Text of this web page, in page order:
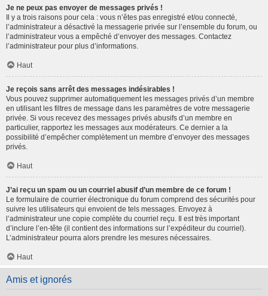
Je ne peux pas envoyer de messages privés !
Il y a trois raisons pour cela : vous n’êtes pas enregistré et/ou connecté,
l’administrateur a désactivé la messagerie privée sur l’ensemble du forum, ou
l’administrateur vous a empêché d’envoyer des messages. Contactez
l’administrateur pour plus d’informations.
Haut
Je reçois sans arrêt des messages indésirables !
Vous pouvez supprimer automatiquement les messages privés d’un membre
en utilisant les filtres de message dans les paramètres de votre messagerie
privée. Si vous recevez des messages privés abusifs d’un membre en
particulier, rapportez les messages aux modérateurs. Ce dernier a la
possibilité d’empêcher complètement un membre d’envoyer des messages
privés.
Haut
J’ai reçu un spam ou un courriel abusif d’un membre de ce forum !
Le formulaire de courrier électronique du forum comprend des sécurités pour
suivre les utilisateurs qui envoient de tels messages. Envoyez à
l’administrateur une copie complète du courriel reçu. Il est très important
d’inclure l’en-tête (il contient des informations sur l’expéditeur du courriel).
L’administrateur pourra alors prendre les mesures nécessaires.
Haut
Amis et ignorés